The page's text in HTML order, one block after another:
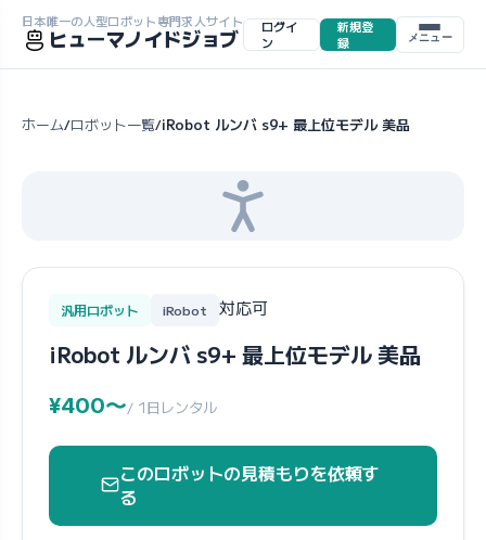
日本唯一の人型ロボット専門求人サイト
ヒューマノイドジョブ
ログイ
ン
新規登
録
メニュー
ホーム/ロボット一覧/iRobot ルンバ s9+ 最上位モデル 美品
汎用ロボット iRobot 対応可
iRobot ルンバ s9+ 最上位モデル 美品
¥400〜/ 1日レンタル
このロボットの見積もりを依頼す
る